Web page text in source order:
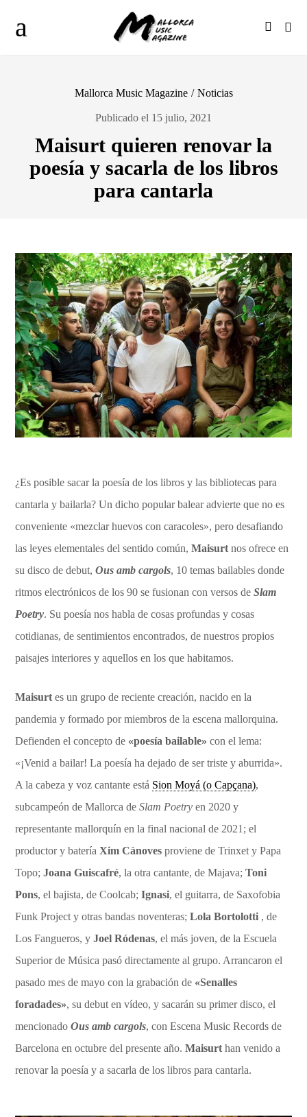
Mallorca Music Magazine / Noticias
Publicado el 15 julio, 2021
Maisurt quieren renovar la
poesía y sacarla de los libros
para cantarla
¿Es posible sacar la poesía de los libros y las bibliotecas para
cantarla y bailarla? Un dicho popular balear advierte que no es
conveniente «mezclar huevos con caracoles», pero desafiando
las leyes elementales del sentido común,Maisurt nos ofrece en
su disco de debut,Ous amb cargols, 10 temas bailables donde
ritmos electrónicos de los 90 se fusionan con versos deSlam
Poetry. Su poesía nos habla de cosas profundas y cosas
cotidianas, de sentimientos encontrados, de nuestros propios
paisajes interiores y aquellos en los que habitamos.
Maisurt es un grupo de reciente creación, nacido en la
pandemia y formado por miembros de la escena mallorquina.
Defienden el concepto de «poesía bailable» con el lema:
«¡Venid a bailar! La poesía ha dejado de ser triste y aburrida».
A la cabeza y voz cantante está Sion Moyá (o Capçana),
subcampeón de Mallorca deSlam Poetry en 2020 y
representante mallorquín en la final nacional de 2021; el
productor y bateríaXim Cànoves proviene de Trinxet y Papa
Topo;Joana Guiscafré, la otra cantante, de Majava;Toni
Pons, el bajista, de Coolcab;Ignasi, el guitarra, de Saxofobia
Funk Project y otras bandas noventeras;Lola Bortolotti , de
Los Fangueros, yJoel Ródenas, el más joven, de la Escuela
Superior de Música pasó directamente al grupo. Arrancaron el
pasado mes de mayo con la grabación de «Senalles
foradades», su debut en vídeo, y sacarán su primer disco, el
mencionadoOus amb cargols, con Escena Music Records de
Barcelona en octubre del presente año.Maisurt han venido a
renovar la poesía y a sacarla de los libros para cantarla.